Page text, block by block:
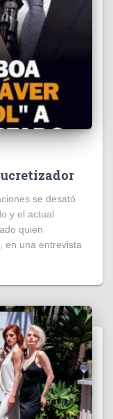
se desató
y el actual
quien
en una entrevista